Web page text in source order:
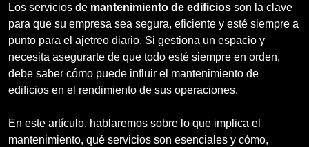
Los servicios de mantenimiento de edificios son la clave
para que su empresa sea segura, eficiente y esté siempre a
punto para el ajetreo diario. Si gestiona un espacio y
necesita asegurarte de que todo esté siempre en orden,
debe saber cómo puede influir el mantenimiento de
edificios en el rendimiento de sus operaciones.
En este artículo, hablaremos sobre lo que implica el
mantenimiento, qué servicios son esenciales y cómo,